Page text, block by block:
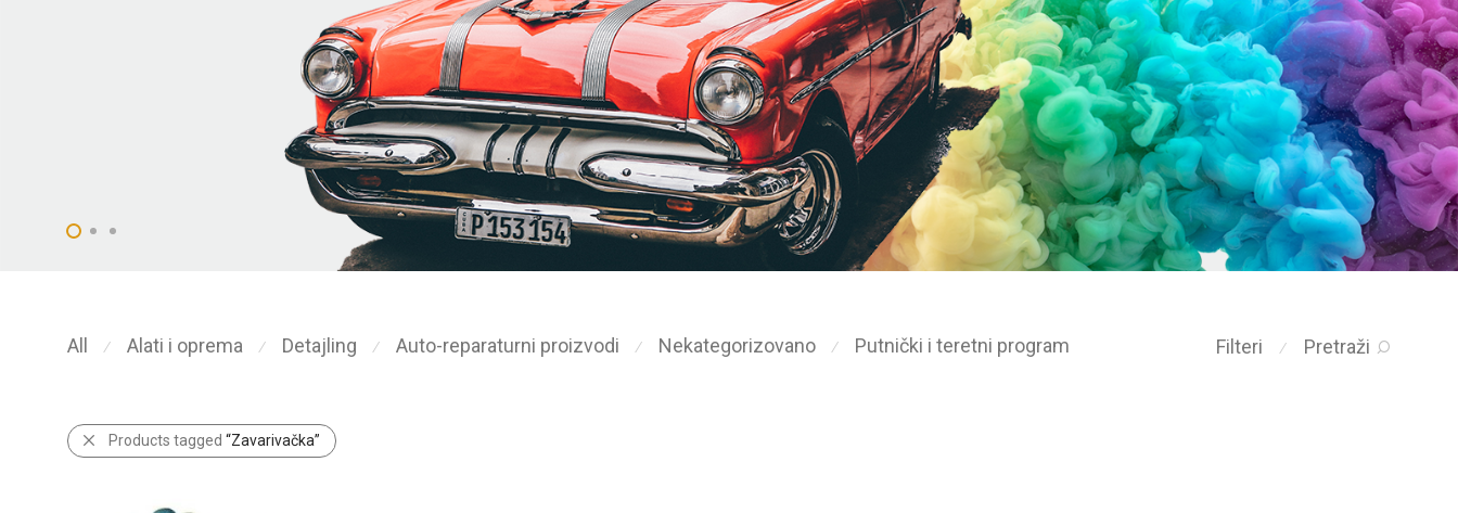
Filteri ⁄ Pretraži
All ⁄ Alati i oprema ⁄ Detajling ⁄ Auto-reparaturni proizvodi ⁄ Nekategorizovano ⁄ Putnički i teretni program
Products tagged “Zavarivačka”